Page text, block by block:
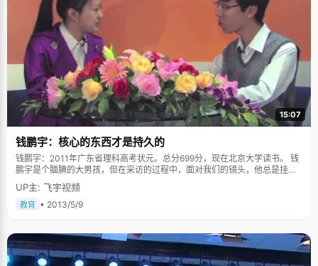
15:07
钱鹏宇：核心的东西才是持久的
钱鹏宇：2011年广东省理科高考状元。总分699分，现在北京大学读书。 钱
鹏宇是个腼腆的大男孩，但在采访的过程中，面对我们的镜头，他总是挂着
很好看的微笑。聪明的孩子都很淘气，但钱鹏宇从来都不用父母操心，小时
候的他就是个"乖乖男"。不淘气，总喜欢琢磨益智类的游戏，比如：汉诺
塔。钱鹏宇从小学习就出类拔萃，小学五年级的时候，他参加了"小升初"的
为，父母的信任，给了他一个宽松的环境，而他也没有什么心理压力。小时
候的钱鹏宇是个"问题大王"，他每天都有很多问题迫不及待地问爸爸。让钱
鹏宇回忆起来最受教的是："爸爸从来没觉得我的问题奇怪，而是每一次都耐
UP主: 飞宇视频
教育 • 2013/5/9